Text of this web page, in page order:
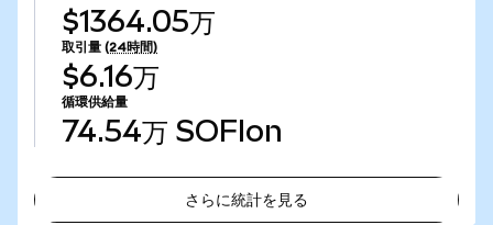
$1364.05万
取引量 (24時間)
$6.16万
循環供給量
74.54万 SOFIon
さらに統計を見る